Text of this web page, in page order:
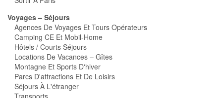
Voyages – Séjours
Agences De Voyages Et Tours Opérateurs
Camping CE Et Mobil-Home
Hôtels / Courts Séjours
Locations De Vacances – Gîtes
Montagne Et Sports D'hiver
Parcs D'attractions Et De Loisirs
Séjours À L'étranger